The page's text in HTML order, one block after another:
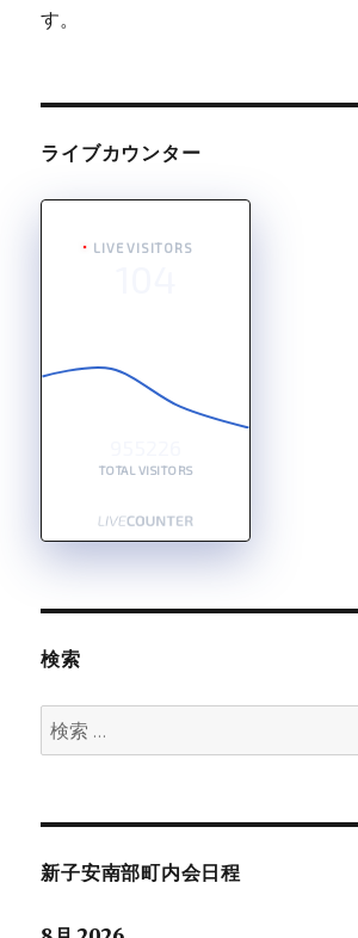
す。
ライブカウンター
LIVE VISITORS
TOTAL VISITORS
検索
検
索:
新子安南部町内会日程